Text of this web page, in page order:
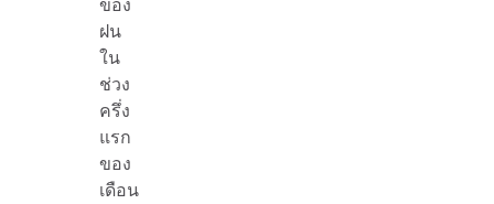
ของ
ฝน
ใน
ช่วง
ครึ่ง
แรก
ของ
เดือน